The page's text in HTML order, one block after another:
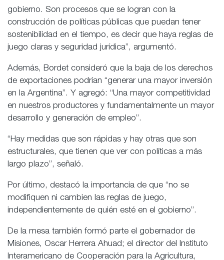
gobierno. Son procesos que se logran con la
construcción de políticas públicas que puedan tener
sostenibilidad en el tiempo, es decir que haya reglas de
juego claras y seguridad jurídica”, argumentó.
Además, Bordet consideró que la baja de los derechos
de exportaciones podrían “generar una mayor inversión
en la Argentina”. Y agregó: “Una mayor competitividad
en nuestros productores y fundamentalmente un mayor
desarrollo y generación de empleo”.
“Hay medidas que son rápidas y hay otras que son
estructurales, que tienen que ver con políticas a más
largo plazo”, señaló.
Por último, destacó la importancia de que “no se
modifiquen ni cambien las reglas de juego,
independientemente de quién esté en el gobierno”.
De la mesa también formó parte el gobernador de
Misiones, Oscar Herrera Ahuad; el director del Instituto
Interamericano de Cooperación para la Agricultura,